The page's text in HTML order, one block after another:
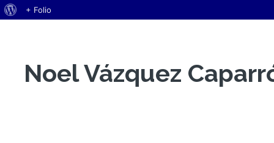
Quant
+ Folio
Noel Vázquez